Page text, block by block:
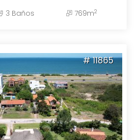
3 Baños 769m2
# 11865